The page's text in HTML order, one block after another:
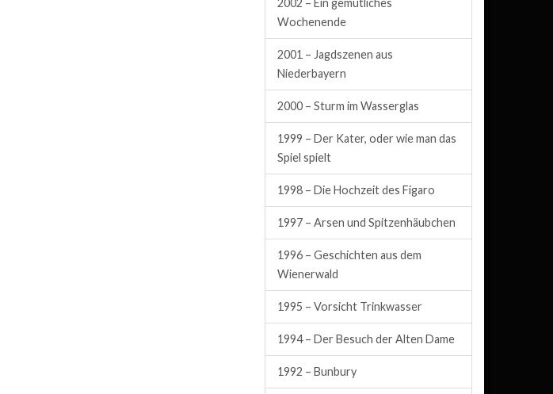
2002 – Ein gemütliches
Wochenende
2001 – Jagdszenen aus
Niederbayern
2000 – Sturm im Wasserglas
1999 – Der Kater, oder wie man das
Spiel spielt
1998 – Die Hochzeit des Figaro
1997 – Arsen und Spitzenhäubchen
1996 – Geschichten aus dem
Wienerwald
1995 – Vorsicht Trinkwasser
1994 – Der Besuch der Alten Dame
1992 – Bunbury